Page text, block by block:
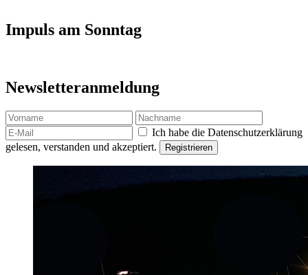
Impuls am Sonntag
Newsletteranmeldung
Ich habe die Datenschutzerklärung
gelesen, verstanden und akzeptiert.